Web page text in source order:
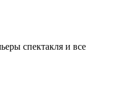
спектакля и все